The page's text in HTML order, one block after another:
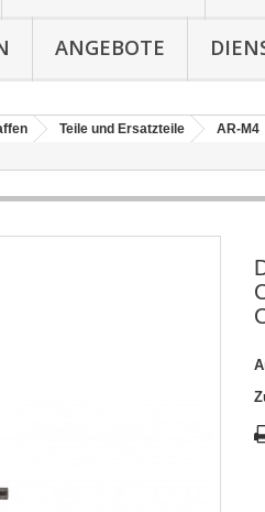
ANGEBOTE
Teile und Ersatzteile AR-M4